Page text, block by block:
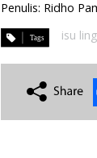
Penulis: Ridho
isu